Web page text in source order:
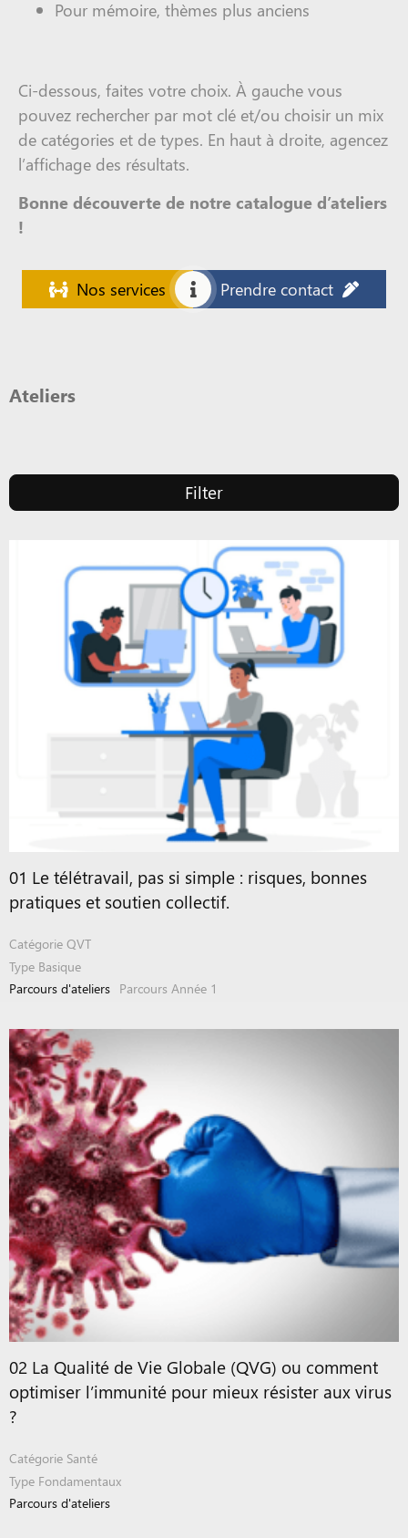
Pour mémoire, thèmes plus anciens
Ci-dessous, faites votre choix. À gauche vous
pouvez rechercher par mot clé et/ou choisir un mix
de catégories et de types. En haut à droite, agencez
l’affichage des résultats.
Bonne découverte de notre catalogue d’ateliers
!
Nos services Prendre contact
Ateliers
Filter
01 Le télétravail, pas si simple : risques, bonnes
pratiques et soutien collectif.
Catégorie QVT
Type Basique
Parcours d'ateliers Parcours Année 1
02 La Qualité de Vie Globale (QVG) ou comment
optimiser l’immunité pour mieux résister aux virus
?
Catégorie Santé
Type Fondamentaux
Parcours d'ateliers